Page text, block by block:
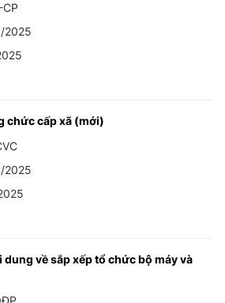
2025
chức cấp xã (mới)
2025
về sắp xếp tổ chức bộ máy và